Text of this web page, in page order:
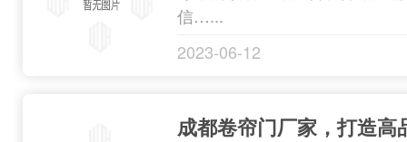
信…...
2023-06-12
成都卷帘门厂家，打造高